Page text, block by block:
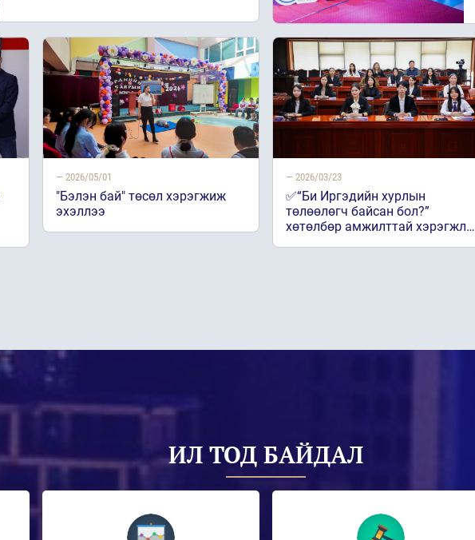
— 2026/05/01
"Бэлэн бай" төсөл хэрэгжиж
эхэллээ
— 2026/03/23
✅“Би Иргэдийн хурлын
төлөөлөгч байсан бол?”
хөтөлбөр амжилттай хэрэгжл…
ИЛ ТОД БАЙДАЛ